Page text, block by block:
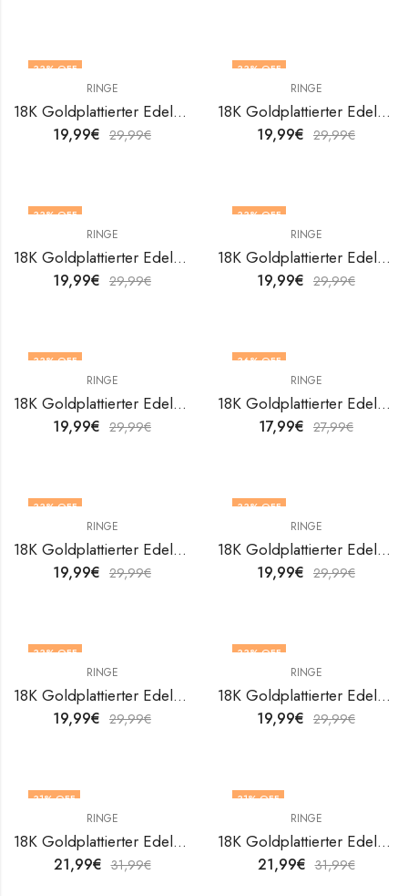
33% OFF
RINGE
18K Goldplattierter Edelstahl Leafs Fingerring von V&F Jewelers
19,99€ 29,99€
33% OFF
RINGE
18K Goldplattierter Edelstahl Leafs Fingerring von V&F Jewelers
19,99€ 29,99€
33% OFF
RINGE
18K Goldplattierter Edelstahl Leafs Fingerring von V&F Jewelers
19,99€ 29,99€
33% OFF
RINGE
18K Goldplattierter Edelstahl Leafs Fingerring von V&F Jewelers
19,99€ 29,99€
33% OFF
RINGE
18K Goldplattierter Edelstahl Leafs Fingerring von V&F Jewelers
19,99€ 29,99€
36% OFF
OUT OF STOCK
RINGE
18K Goldplattierter Edelstahl Leafs Fingerring von V&F Jewelers
17,99€ 27,99€
33% OFF
RINGE
18K Goldplattierter Edelstahl Leafs Fingerring von V&F Jewelers
19,99€ 29,99€
33% OFF
RINGE
18K Goldplattierter Edelstahl Leafs Fingerring von V&F Jewelers
19,99€ 29,99€
33% OFF
RINGE
18K Goldplattierter Edelstahl Leafs Fingerring von V&F Jewelers
19,99€ 29,99€
33% OFF
RINGE
18K Goldplattierter Edelstahl Leafs Fingerring von V&F Jewelers
19,99€ 29,99€
31% OFF
RINGE
18K Goldplattierter Edelstahl Leafs Fingerring von V&F Jewelers
21,99€ 31,99€
31% OFF
RINGE
18K Goldplattierter Edelstahl Leafs Fingerring von V&F Jewelers
21,99€ 31,99€